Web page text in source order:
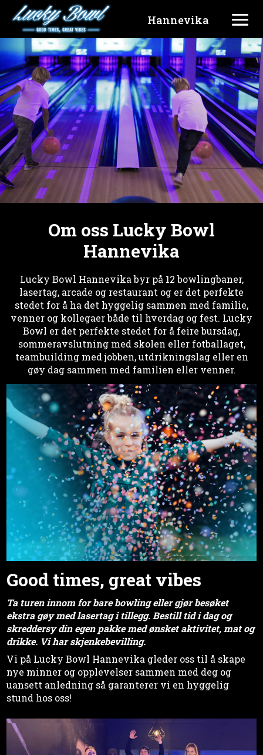
Hannevika
Om oss Lucky Bowl
Hannevika
Lucky Bowl Hannevika byr på 12 bowlingbaner,
lasertag, arcade og restaurant og er det perfekte
stedet for å ha det hyggelig sammen med familie,
venner og kollegaer både til hverdag og fest. Lucky
Bowl er det perfekte stedet for å feire bursdag,
sommeravslutning med skolen eller fotballaget,
teambuilding med jobben, utdrikningslag eller en
gøy dag sammen med familien eller venner.
Good times, great vibes
Ta turen innom for bare bowling eller gjør besøket
ekstra gøy med lasertag i tillegg. Bestill tid i dag og
skreddersy din egen pakke med ønsket aktivitet, mat og
drikke. Vi har skjenkebevilling.
Vi på Lucky Bowl Hannevika gleder oss til å skape
nye minner og opplevelser sammen med deg og
uansett anledning så garanterer vi en hyggelig
stund hos oss!